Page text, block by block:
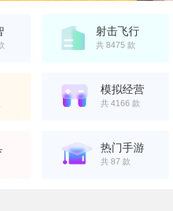
射击飞行
共 8475 款
模拟经营
共 4166 款
热门手游
共 87 款